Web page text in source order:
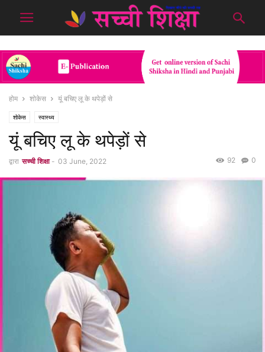
होम शोकेस यूं बचिए लू के थपेड़ों से
शोकेस स्वास्थ्य
यूं बचिए लू के थपेड़ों से
द्वारा सच्ची शिक्षा - 03 June, 2022 0
92